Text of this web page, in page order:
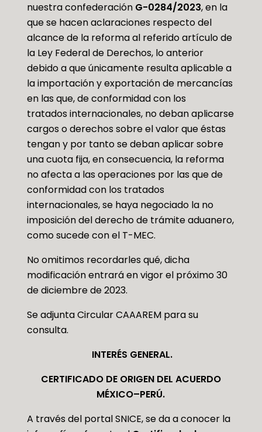
nuestra confederación G-0284/2023, en la
que se hacen aclaraciones respecto del
alcance de la reforma al referido artículo de
la Ley Federal de Derechos, lo anterior
debido a que únicamente resulta aplicable a
la importación y exportación de mercancías
en las que, de conformidad con los
tratados internacionales, no deban aplicarse
cargos o derechos sobre el valor que éstas
tengan y por tanto se deban aplicar sobre
una cuota fija, en consecuencia, la reforma
no afecta a las operaciones por las que de
conformidad con los tratados
internacionales, se haya negociado la no
imposición del derecho de trámite aduanero,
como sucede con el T-MEC.
No omitimos recordarles qué, dicha
modificación entrará en vigor el próximo 30
de diciembre de 2023.
Se adjunta Circular CAAAREM para su
consulta.
INTERÉS GENERAL.
CERTIFICADO DE ORIGEN DEL ACUERDO
MÉXICO–PERÚ.
A través del portal SNICE, se da a conocer la